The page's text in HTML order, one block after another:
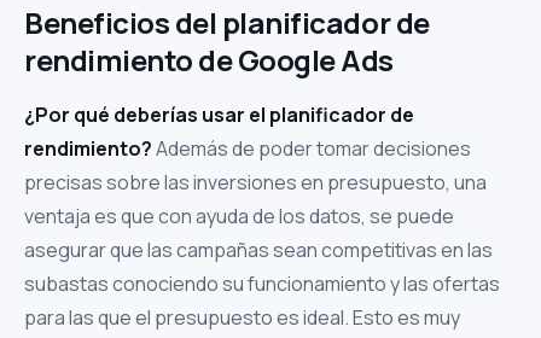
Beneficios del planificador de
rendimiento de Google Ads
¿Por qué deberías usar el planificador de
rendimiento?Además de poder tomar decisiones
precisas sobre las inversiones en presupuesto, una
ventaja es que con ayuda de los datos, se puede
asegurar que las campañas sean competitivas en las
subastas conociendo su funcionamiento y las ofertas
para las que el presupuesto es ideal. Esto es muy